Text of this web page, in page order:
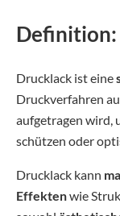
Drucklack ist eine
Druckverfahren
aufgetragen wird,
schützen oder
Drucklack kann
Effektenwie